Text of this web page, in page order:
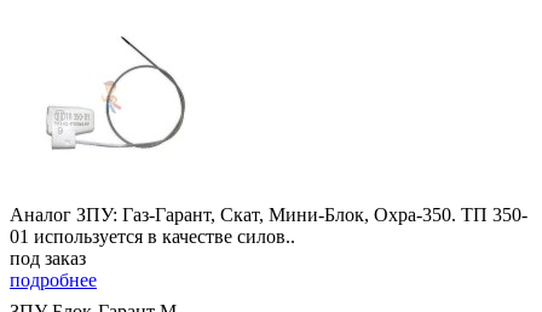
Аналог ЗПУ: Газ-Гарант, Скат, Мини-Блок, Охра-350. ТП 350-
01 используется в качестве силов..
под заказ
подробнее